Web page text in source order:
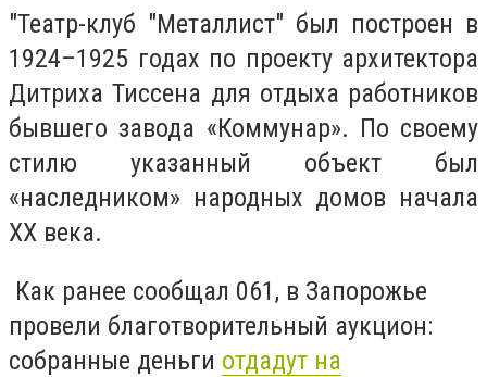
"Театр-клуб "Металлист" был построен в
1924–1925 годах по проекту архитектора
Дитриха Тиссена для отдыха работников
бывшего завода «Коммунар». По своему
стилю указанный объект был
«наследником» народных домов начала
ХХ века.
Как ранее сообщал 061, в Запорожье
провели благотворительный аукцион:
собранные деньги отдадут на